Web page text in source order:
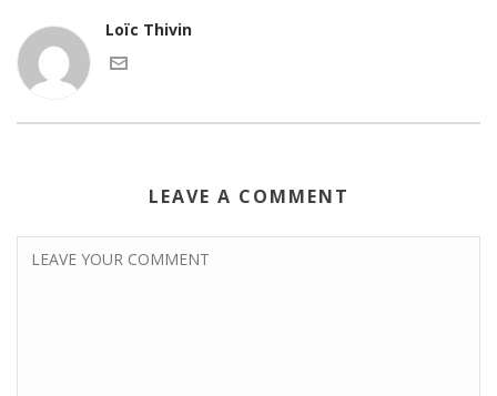
Loïc Thivin
LEAVE A COMMENT